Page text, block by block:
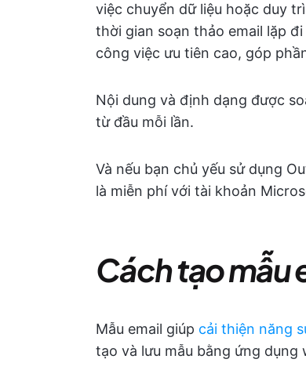
việc chuyển dữ liệu hoặc duy
thời gian soạn thảo email lặp
công việc ưu tiên cao, góp
Nội dung và định dạng được
từ đầu mỗi lần.
Và nếu bạn chủ yếu sử dụng
là miễn phí với tài khoản
Cách tạo mẫu
Mẫu email giúp cải thiện năng
tạo và lưu mẫu bằng ứng